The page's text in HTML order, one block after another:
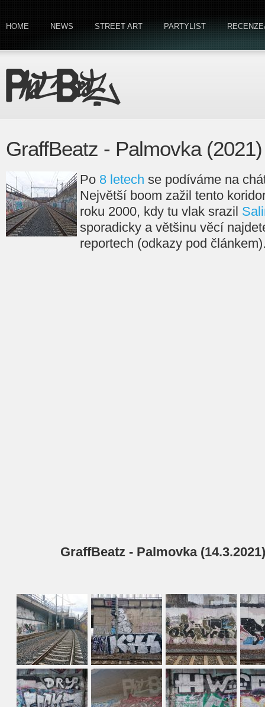
HOME NEWS STREET ART PARTYLIST
GraffBeatz - Palmovka (2021)
Po 8 letech se podíváme na
Největší boom zažil tento
roku 2000, kdy tu vlak srazil
sporadicky a většinu věcí
reportech (odkazy pod
GraffBeatz - Palmovka